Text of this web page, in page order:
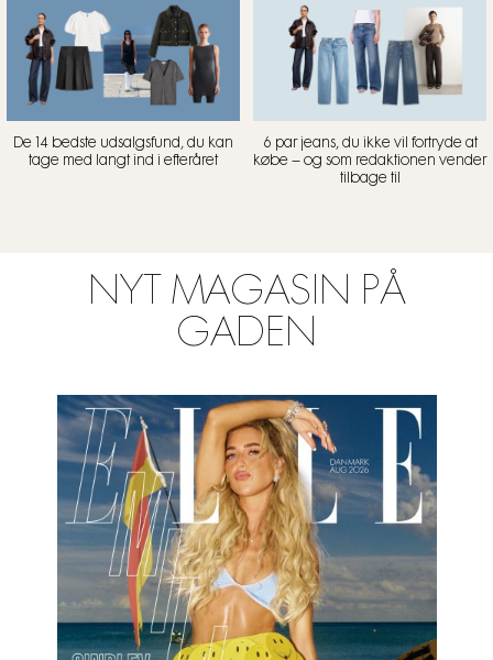
De 14 bedste udsalgsfund, du kan
tage med langt ind i efteråret
6 par jeans, du ikke vil fortryde at
købe – og som redaktionen vender
tilbage til
NYT MAGASIN PÅ
GADEN